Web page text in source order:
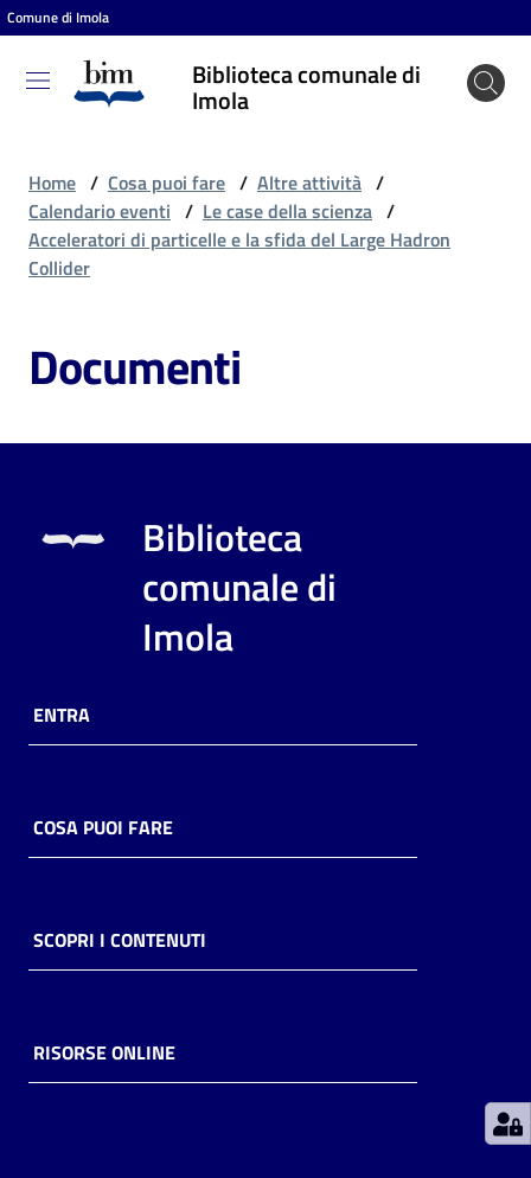
Vai al contenuto
Vai alla navigazione
Vai al footer
Comune di Imola
Biblioteca comunale di
Imola
Biblioteca
comunale
Entra
Cosa
puoi
Archivio
Decentrate
Home / Cosa puoi fare / Altre attività /
Calendario eventi / Le case della scienza /
Acceleratori di particelle e la sfida del Large Hadron
Collider
Documenti
Biblioteca
comunale di
Imola
ENTRA
COSA PUOI FARE
SCOPRI I CONTENUTI
RISORSE ONLINE